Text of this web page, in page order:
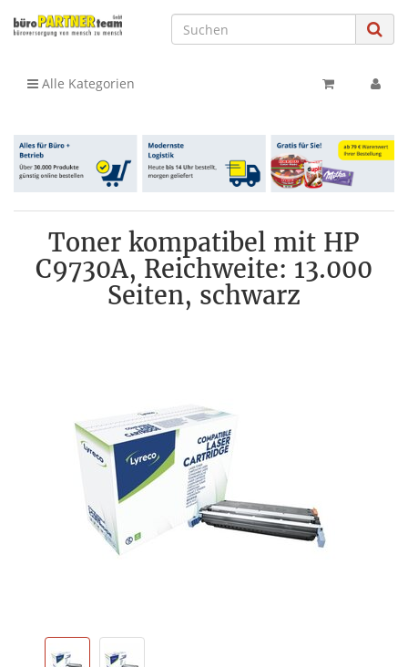
Alle Kategorien
Toner kompatibel mit HP
C9730A, Reichweite: 13.000
Seiten, schwarz